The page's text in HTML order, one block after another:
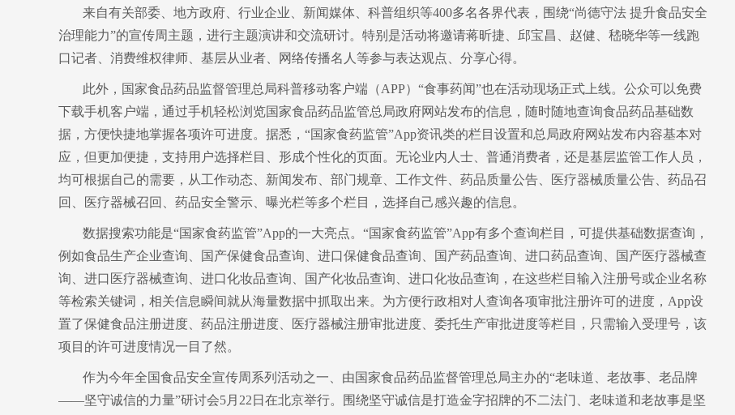
来自有关部委、地方政府、行业企业、新闻媒体、科普组织等400多名各界代表，围绕“尚德守法 提升食品安全
治理能力”的宣传周主题，进行主题演讲和交流研讨。特别是活动将邀请蒋昕捷、邱宝昌、赵健、嵇晓华等一线跑
口记者、消费维权律师、基层从业者、网络传播名人等参与表达观点、分享心得。
此外，国家食品药品监督管理总局科普移动客户端（APP）“食事药闻”也在活动现场正式上线。公众可以免费
下载手机客户端，通过手机轻松浏览国家食品药品监管总局政府网站发布的信息，随时随地查询食品药品基础数
据，方便快捷地掌握各项许可进度。据悉，“国家食药监管”App资讯类的栏目设置和总局政府网站发布内容基本对
应，但更加便捷，支持用户选择栏目、形成个性化的页面。无论业内人士、普通消费者，还是基层监管工作人员，
均可根据自己的需要，从工作动态、新闻发布、部门规章、工作文件、药品质量公告、医疗器械质量公告、药品召
回、医疗器械召回、药品安全警示、曝光栏等多个栏目，选择自己感兴趣的信息。
数据搜索功能是“国家食药监管”App的一大亮点。“国家食药监管”App有多个查询栏目，可提供基础数据查询，
例如食品生产企业查询、国产保健食品查询、进口保健食品查询、国产药品查询、进口药品查询、国产医疗器械查
询、进口医疗器械查询、进口化妆品查询、国产化妆品查询、进口化妆品查询，在这些栏目输入注册号或企业名称
等检索关键词，相关信息瞬间就从海量数据中抓取出来。为方便行政相对人查询各项审批注册许可的进度，App设
置了保健食品注册进度、药品注册进度、医疗器械注册审批进度、委托生产审批进度等栏目，只需输入受理号，该
项目的许可进度情况一目了然。
作为今年全国食品安全宣传周系列活动之一、由国家食品药品监督管理总局主办的“老味道、老故事、老品牌
——坚守诚信的力量”研讨会5月22日在北京举行。围绕坚守诚信是打造金字招牌的不二法门、老味道和老故事是坚